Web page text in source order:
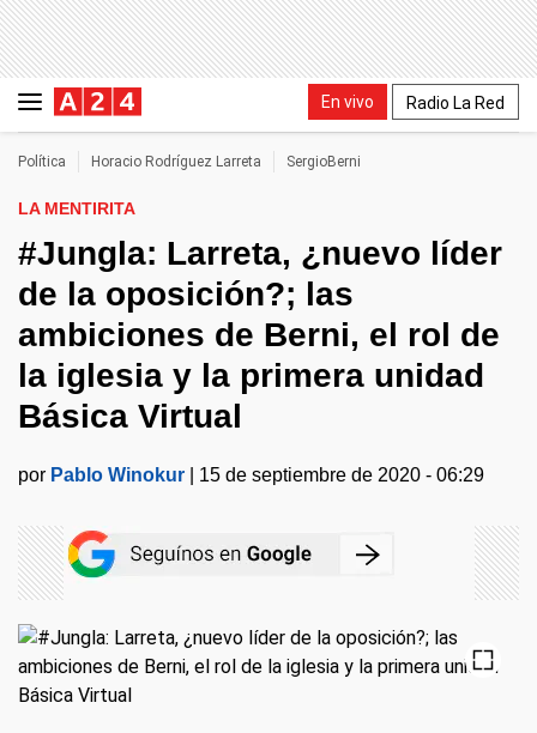
En vivo Radio La Red
Política Horacio Rodríguez Larreta SergioBerni
LA MENTIRITA
#Jungla: Larreta, ¿nuevo líder
de la oposición?; las
ambiciones de Berni, el rol de
la iglesia y la primera unidad
Básica Virtual
por Pablo Winokur 15 de septiembre de 2020 - 06:29